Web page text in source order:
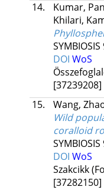
14.
Kumar,
Khilari,
SYMBIOSIS
DOI WoS
[37239208]
15.
Wang,
Wild
coralloid
SYMBIOSIS
DOI WoS
Szakcikk
[37282150]